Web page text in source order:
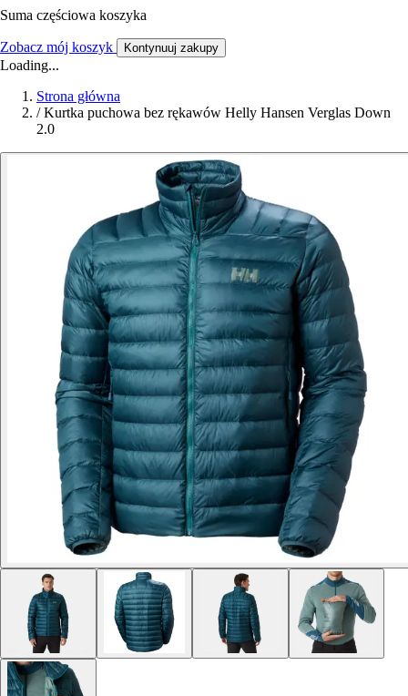
Suma częściowa koszyka
Zobacz mój koszyk Kontynuuj zakupy
Loading...
Strona główna
/ Kurtka puchowa bez rękawów Helly Hansen Verglas Down
2.0